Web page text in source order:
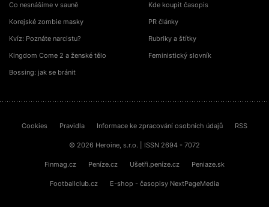
Co nesnášíme v sauně
Korejské zombie masky
Kvíz: Poznáte narcistu?
Kingdom Come 2 a ženské tělo
Bossing: jak se bránit
Kde koupit časopis
PR články
Rubriky a štítky
Feministický slovník
Cookies Pravidla Informace ke zpracování osobních údajů RSS
© 2026 Heroine, s.r.o. | ISSN 2694 - 7072
Finmag.cz Peníze.cz Ušetři.peníze.cz Peniaze.sk
Footballclub.cz E-shop - časopisy NextPageMedia